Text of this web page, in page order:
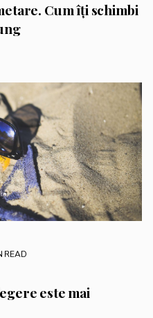
Cum îți schimbi
READ
este mai